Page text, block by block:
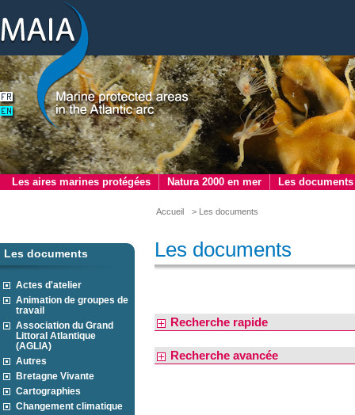
Les aires marines protégées Natura 2000 en mer Les documents
Accueil > Les documents
Les documents
Actes d'atelier
Animation de groupes de
travail
Association du Grand
Littoral Atlantique
(AGLIA)
Autres
Bretagne Vivante
Cartographies
Changement climatique
Les documents
Recherche rapide
Recherche avancée